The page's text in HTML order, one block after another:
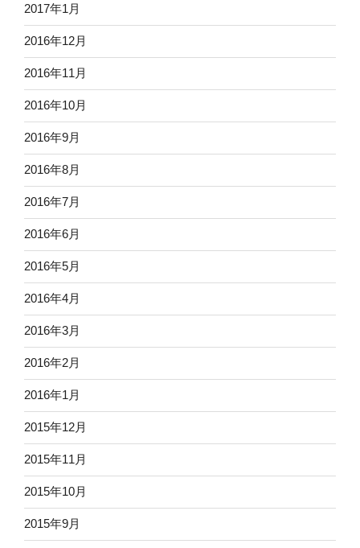
2017年1月
2016年12月
2016年11月
2016年10月
2016年9月
2016年8月
2016年7月
2016年6月
2016年5月
2016年4月
2016年3月
2016年2月
2016年1月
2015年12月
2015年11月
2015年10月
2015年9月